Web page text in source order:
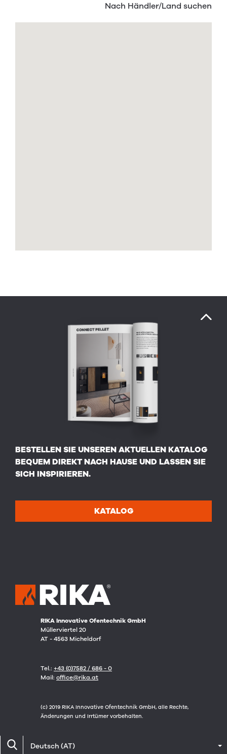
Deutsch (AT)
Nach Händler/Land suchen
RIKA Innovative Ofentechnik GmbH
Müllerviertel 20
AT - 4563 Micheldorf
Tel.: +43 (0)7582 / 686 - 0
Mail: office@rika.at
(c) 2019 RIKA Innovative Ofentechnik GmbH, alle Rechte,
Änderungen und Irrtümer vorbehalten.
BESTELLEN SIE UNSEREN AKTUELLEN KATALOG
BEQUEM DIREKT NACH HAUSE UND LASSEN SIE
SICH INSPIRIEREN.
KATALOG